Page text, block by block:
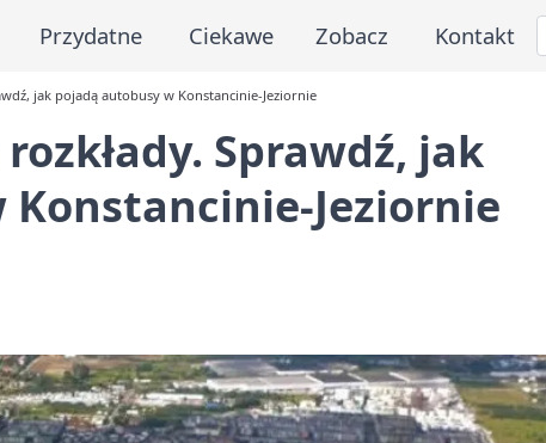
Przydatne Ciekawe Zobacz Kontakt
jak pojadą autobusy w Konstancinie-Jeziornie
Sprawdź, jak
Jeziornie